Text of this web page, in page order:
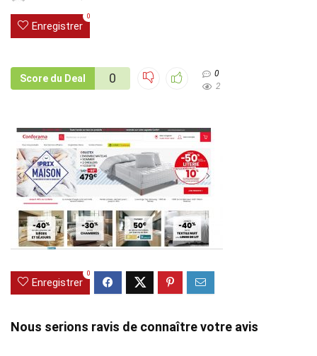
Enregistrer
0
Score du Deal 0
0
2
Enregistrer
0
Nous serions ravis de connaître votre avis